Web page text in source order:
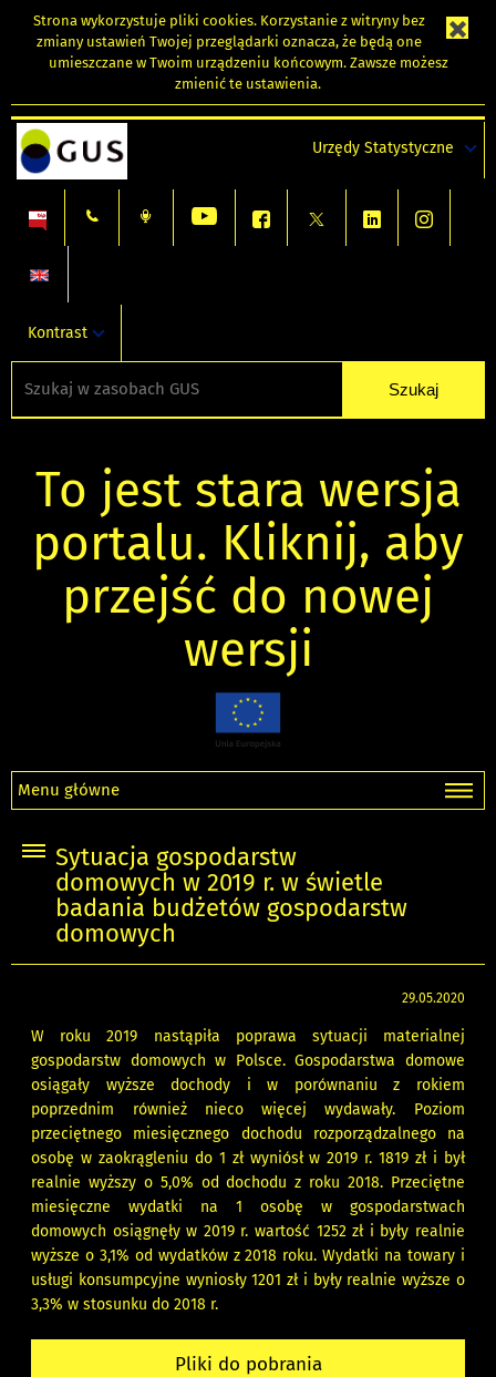
Strona wykorzystuje pliki cookies. Korzystanie z witryny bez
zmiany ustawień Twojej przeglądarki oznacza, że będą one
umieszczane w Twoim urządzeniu końcowym. Zawsze możesz
zmienić te ustawienia.
Urzędy Statystyczne
Kontrast
To jest stara wersja
portalu. Kliknij, aby
przejść do nowej
wersji
Menu główne
Sytuacja gospodarstw
domowych w 2019 r. w świetle
badania budżetów gospodarstw
domowych
29.05.2020
W roku 2019 nastąpiła poprawa sytuacji materialnej
gospodarstw domowych w Polsce. Gospodarstwa domowe
osiągały wyższe dochody i w porównaniu z rokiem
poprzednim również nieco więcej wydawały. Poziom
przeciętnego miesięcznego dochodu rozporządzalnego na
osobę w zaokrągleniu do 1 zł wyniósł w 2019 r. 1819 zł i był
realnie wyższy o 5,0% od dochodu z roku 2018. Przeciętne
miesięczne wydatki na 1 osobę w gospodarstwach
domowych osiągnęły w 2019 r. wartość 1252 zł i były realnie
wyższe o 3,1% od wydatków z 2018 roku. Wydatki na towary i
usługi konsumpcyjne wyniosły 1201 zł i były realnie wyższe o
3,3% w stosunku do 2018 r.
Pliki do pobrania